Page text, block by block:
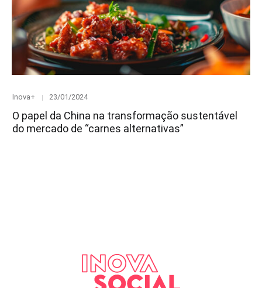
Category
Inova+
Posted
23/01/2024
O papel da China na transformação sustentável
do mercado de “carnes alternativas”